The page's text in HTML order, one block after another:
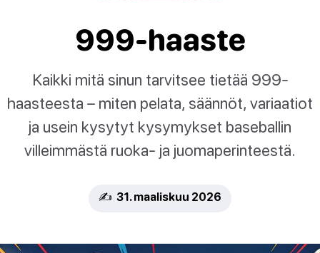
999-haaste
Kaikki mitä sinun tarvitsee tietää 999-
haasteesta – miten pelata, säännöt, variaatiot
ja usein kysytyt kysymykset baseballin
villeimmästä ruoka- ja juomaperinteestä.
✍️ 31. maaliskuu 2026